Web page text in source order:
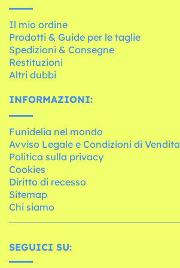
Il mio ordine
Prodotti & Guide per le taglie
Spedizioni & Consegne
Restituzioni
Altri dubbi
INFORMAZIONI:
Funidelia nel mondo
Avviso Legale e Condizioni di Vendita
Politica sulla privacy
Cookies
Diritto di recesso
Sitemap
Chi siamo
SEGUICI SU: